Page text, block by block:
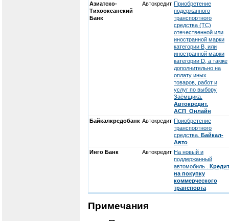
Азиатско-
Тихоокеанский
Банк
Автокредит Приобретение
подержанного
транспортного
средства (ТС)
отечественной или
иностранной марки
категории В, или
иностранной марки
категории D, а также
дополнительно на
оплату иных
товаров, работ и
услуг по выбору
Заёмщика.
Автокредит.
АСП_Онлайн
Байкалкредобанк Автокредит Приобретение
транспортного
средства. Байкал-
Авто
Инго Банк
Автокредит На новый и
поддержанный
автомобиль . Кредит
на покупку
коммерческого
транспорта
Примечания